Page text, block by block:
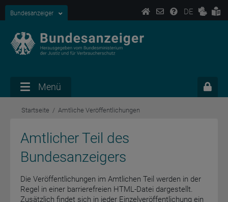
Bundesanzeiger DE
Menü
Startseite Amtliche Veröffentlichungen
Amtlicher Teil des
Bundesanzeigers
Die Veröffentlichungen im Amtlichen Teil werden in der
Regel in einer barrierefreien HTML-Datei dargestellt.
Zusätzlich findet sich in jeder Einzelveröffentlichung ein